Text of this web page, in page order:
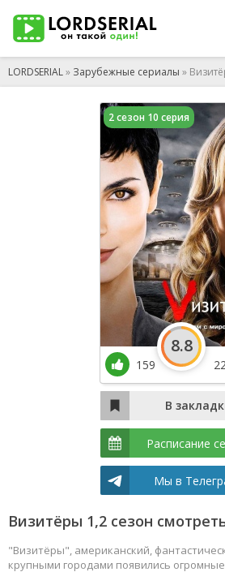
LORDSERIAL» Зарубежные сериалы »
Визитёры 1,2 сезон
"Визитёры", американский,
крупными городами появились
2 сезон 10 серия
159
8.8
Расписание
Мы в